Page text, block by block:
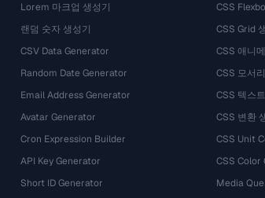
Lorem 마크업 생성기
랜덤 숫자 생성기
CSV Data Generator
Random Date Generator
Email Address Generator
Avatar Generator
Cron Expression Builder
API Key Generator
Short ID Generator
CSS
CSS Grid
CSS 애니
CSS 모서
CSS 텍스
CSS 변환
CSS Unit
CSS Color
Media